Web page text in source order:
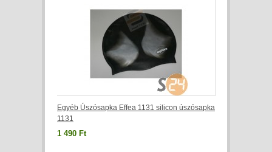
Egyéb Úszósapka Effea 1131 silicon úszósapka
1131
1 490 Ft